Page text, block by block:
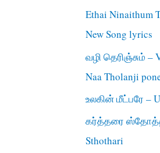
Ethai Ninaithum
New Song lyrics
வழி தெரிஞ்சும் –
Naa Tholanji
உலகின் மீட்பரே –
கர்த்தரை
Sthothari